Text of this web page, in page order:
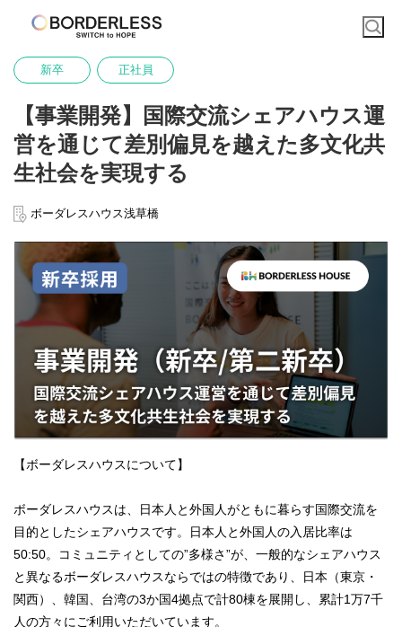
新卒 正社員
【事業開発】国際交流シェアハウス運
営を通じて差別偏見を越えた多文化共
生社会を実現する
ボーダレスハウス浅草橋
【ボーダレスハウスについて】
ボーダレスハウスは、日本人と外国人がともに暮らす国際交流を
目的としたシェアハウスです。日本人と外国人の入居比率は
50:50。コミュニティとしての”多様さ”が、一般的なシェアハウス
と異なるボーダレスハウスならではの特徴であり、日本（東京・
関西）、韓国、台湾の3か国4拠点で計80棟を展開し、累計1万7千
人の方々にご利用いただいています。